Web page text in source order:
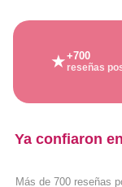
★+700
reseñas
Ya confiaron
Más de 700 reseñas